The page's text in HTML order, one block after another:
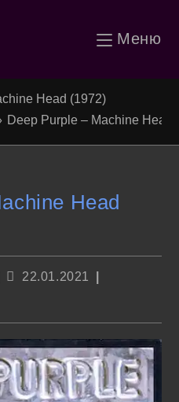
Меню
Head (1972)
Deep Purple – Machine Head
Head
Запись
22.01.2021